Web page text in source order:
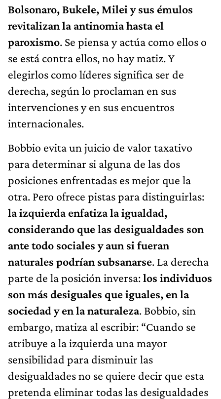
Bolsonaro, Bukele, Milei y sus émulos
revitalizan la antinomia hasta el
paroxismo. Se piensa y actúa como ellos o
se está contra ellos, no hay matiz. Y
elegirlos como líderes significa ser de
derecha, según lo proclaman en sus
intervenciones y en sus encuentros
internacionales.
Bobbio evita un juicio de valor taxativo
para determinar si alguna de las dos
posiciones enfrentadas es mejor que la
otra. Pero ofrece pistas para distinguirlas:
la izquierda enfatiza la igualdad,
considerando que las desigualdades son
ante todo sociales y aun si fueran
naturales podrían subsanarse. La derecha
parte de la posición inversa:los individuos
son más desiguales que iguales, en la
sociedad y en la naturaleza. Bobbio, sin
embargo, matiza al escribir: “Cuando se
atribuye a la izquierda una mayor
sensibilidad para disminuir las
desigualdades no se quiere decir que esta
pretenda eliminar todas las desigualdades